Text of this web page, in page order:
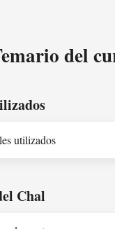
del
utilizados
Chal